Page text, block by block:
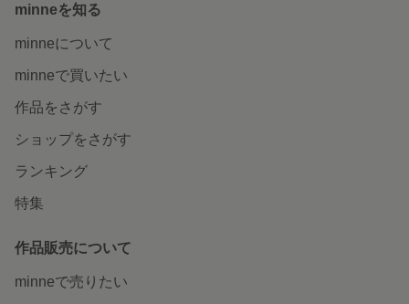
minneを知る
minneについて
minneで買いたい
作品をさがす
ショップをさがす
ランキング
特集
作品販売について
minneで売りたい